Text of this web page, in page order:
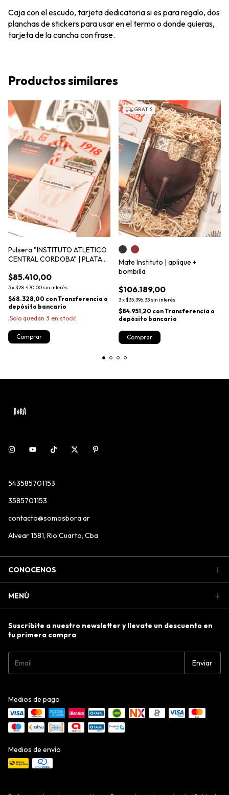
Caja con el escudo, tarjeta dedicatoria si es para regalo, dos
planchas de stickers para usar en el termo o donde quieras,
tarjeta de la cancha con frase.
Productos similares
Pulsera "INSTITUTO ATLETICO
CENTRAL CORDOBA" | PLATA
$85.410,00
3x$28.470,00 sin interés
$68.328,00 conTransferencia o
depósito bancario
¡Solo quedan 3 en stock!
Comprar
GRATIS
Mate Instituto | aplique +
bombilla
$106.189,00
3x$35.396,33 sin interés
$84.951,20 conTransferencia o
depósito bancario
Comprar
543585701153
3585701153
contacto@somosbora.ar
Alvear 1581, Rio Cuarto, Cba
CONOCENOS
MENÚ
Suscribite a nuestro newsletter y llevate un descuento en
tu primera compra
Medios de pago
Medios de envío